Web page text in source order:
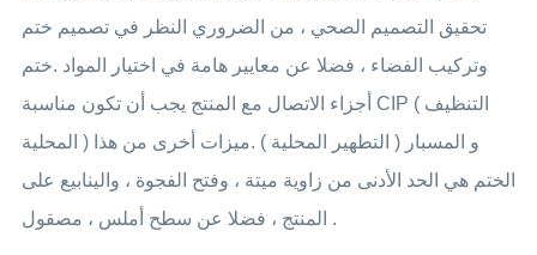
تحقيق التصميم الصحي ، من الضروري النظر في تصميم ختم
وتركيب الفضاء ، فضلا عن معايير هامة في اختيار المواد .ختم
أجزاء الاتصال مع المنتج يجب أن تكون مناسبة CIP ( التنظيف
المحلية ) و المسبار ( التطهير المحلية ) .ميزات أخرى من هذا
الختم هي الحد الأدنى من زاوية ميتة ، وفتح الفجوة ، والينابيع على
المنتج ، فضلا عن سطح أملس ، مصقول .